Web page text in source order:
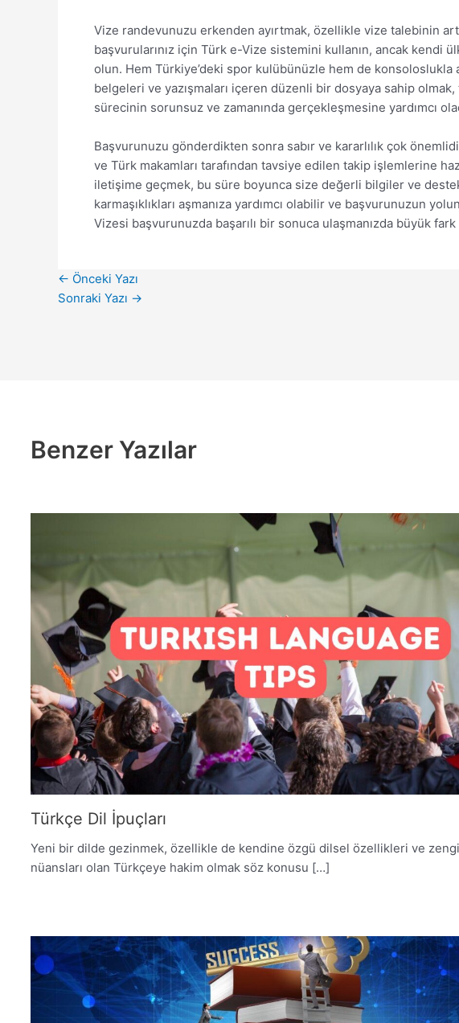
Vize randevunuzu erkenden ayırtmak, özellikle vize talebinin
başvurularınız için Türk e-Vize sistemini kullanın, ancak kendi
olun. Hem Türkiye’deki spor kulübünüzle hem de
belgeleri ve yazışmaları içeren düzenli bir dosyaya sahip
sürecinin sorunsuz ve zamanında gerçekleşmesine yardımcı
Başvurunuzu gönderdikten sonra sabır ve kararlılık çok
ve Türk makamları tarafından tavsiye edilen takip işlemlerine
iletişime geçmek, bu süre boyunca size değerli bilgiler ve
karmaşıklıkları aşmanıza yardımcı olabilir ve başvurunuzun
Vizesi başvurunuzda başarılı bir sonuca ulaşmanızda büyük
← Önceki Yazı
Sonraki Yazı →
Benzer Yazılar
Türkçe Dil İpuçları
Yeni bir dilde gezinmek, özellikle de kendine özgü dilsel özellikleri ve
nüansları olan Türkçeye hakim olmak söz konusu […]